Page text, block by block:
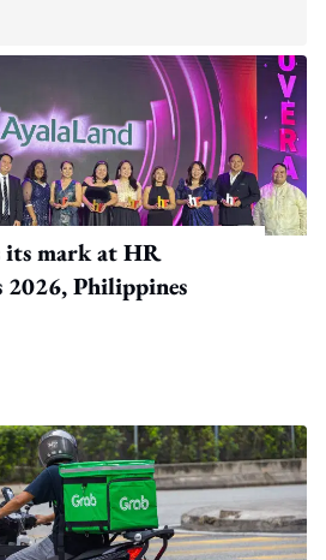
its mark at HR
2026, Philippines